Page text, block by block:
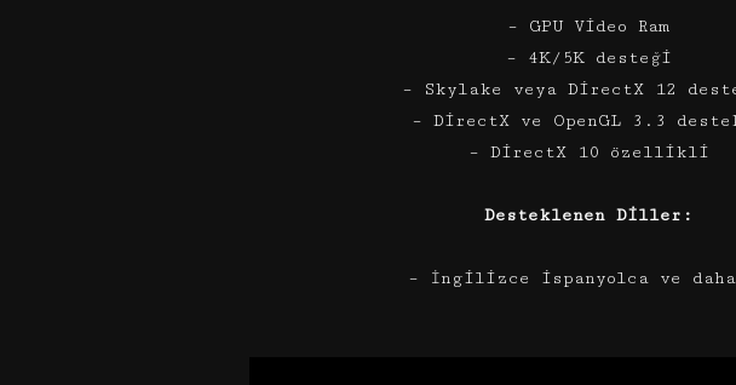
– GPU Video Ram
– 4K/5K desteği
– Skylake veya DirectX 12
– DirectX ve OpenGL 3.3
– DirectX 10 özellikli
Desteklenen Diller:
– İngilizce ispanyolca ve